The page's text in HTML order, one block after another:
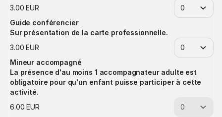
3.00 EUR
Guide conférencier
Sur présentation de la carte professionnelle.
3.00 EUR
Mineur accompagné
La présence d'au moins 1 accompagnateur adulte est
obligatoire pour qu'un enfant puisse participer à cette
activité.
6.00 EUR